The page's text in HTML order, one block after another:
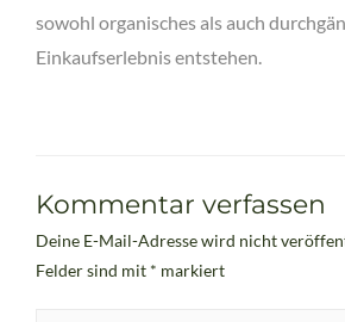
sowohl organisches als auch
Einkaufserlebnis entstehen.
Kommentar verfassen
Deine E-Mail-Adresse wird nicht
Felder sind mit * markiert